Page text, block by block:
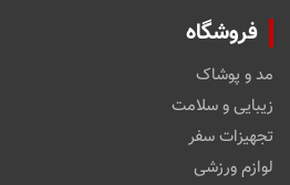
فروشگاه
مد و پوشاک
زیبایی و سلامت
تجهیزات سفر
لوازم ورزشی